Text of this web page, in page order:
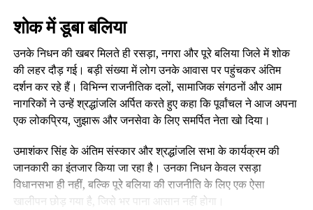
शोक में डूबा बलिया
उनके निधन की खबर मिलते ही रसड़ा, नगरा और पूरे बलिया जिले में शोक
की लहर दौड़ गई। बड़ी संख्या में लोग उनके आवास पर पहुंचकर अंतिम
दर्शन कर रहे हैं। विभिन्न राजनीतिक दलों, सामाजिक संगठनों और आम
नागरिकों ने उन्हें श्रद्धांजलि अर्पित करते हुए कहा कि पूर्वांचल ने आज अपना
एक लोकप्रिय, जुझारू और जनसेवा के लिए समर्पित नेता खो दिया।
उमाशंकर सिंह के अंतिम संस्कार और श्रद्धांजलि सभा के कार्यक्रम की
जानकारी का इंतजार किया जा रहा है। उनका निधन केवल रसड़ा
विधानसभा ही नहीं, बल्कि पूरे बलिया की राजनीति के लिए एक ऐसा
खालीपन छोड़ गया है, जिसे भर पाना आसान नहीं होगा।